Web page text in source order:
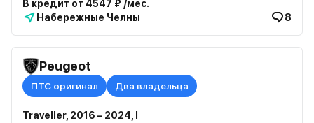
В кредит от 4547 ₽ /мес.
Набережные Челны
8
Peugeot
ПТС оригинал Два владельца
Traveller, 2016 – 2024, I